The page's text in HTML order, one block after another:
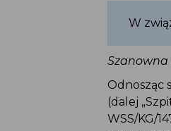
W
(dalej
WSS/KG/